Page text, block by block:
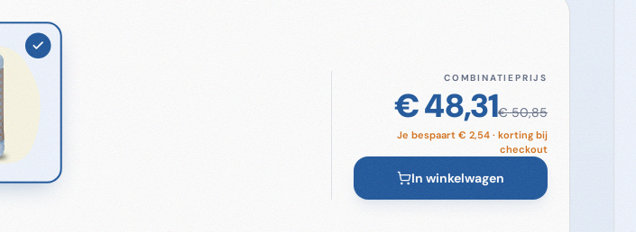
COMBINATIEPRIJS
€ 48,31€ 50,85
Je bespaart € 2,54 · korting bij
checkout
In winkelwagen